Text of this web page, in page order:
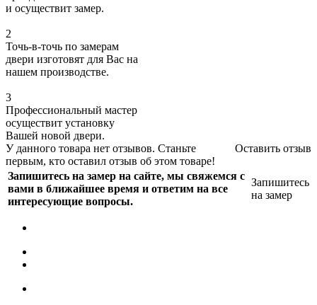
и осуществит замер.
2
Точь-в-точь по замерам
двери изготовят для Вас на
нашем производстве.
3
Профессиональный мастер
осуществит установку
Вашей новой двери.
Оставить отзыв
У данного товара нет отзывов. Станьте
первым, кто оставил отзыв об этом товаре!
Запишитесь на замер на сайте, мы свяжемся с
вами в ближайшее время и ответим на все
интересующие вопросы.
Запишитесь
на замер